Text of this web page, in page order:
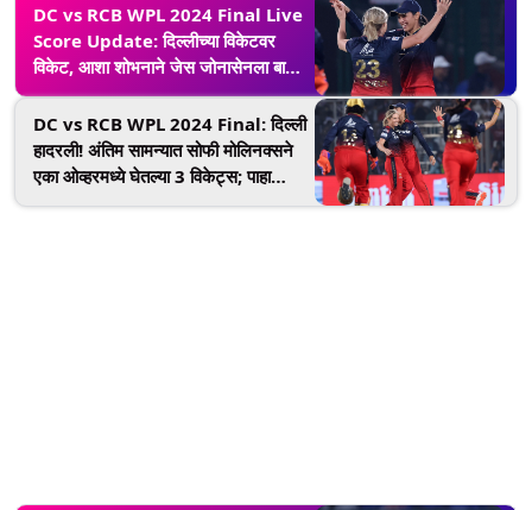
DC vs RCB WPL 2024 Final Live
Score Update: दिल्लीच्या विकेटवर
विकेट, आशा शोभनाने जेस जोनासेनला बाद
करत दिला सहावा धक्का
DC vs RCB WPL 2024 Final: दिल्ली
हादरली! अंतिम सामन्यात सोफी मोलिनक्सने
एका ओव्हरमध्ये घेतल्या 3 विकेट्स; पाहा